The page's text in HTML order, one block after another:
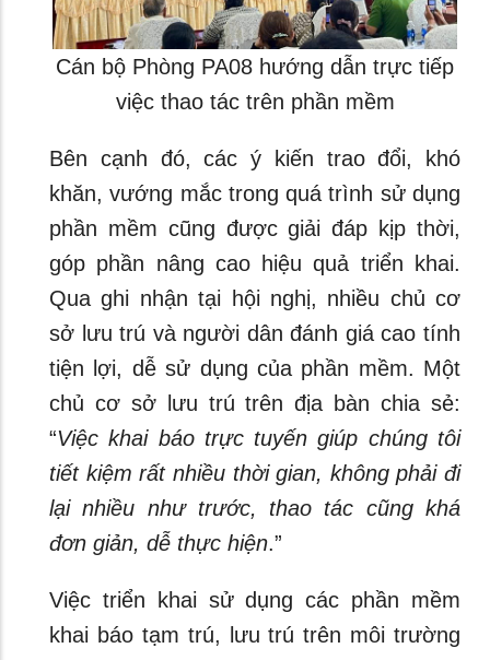
Cán bộ Phòng PA08 hướng dẫn trực tiếp
việc thao tác trên phần mềm
Bên cạnh đó, các ý kiến trao đổi, khó
khăn, vướng mắc trong quá trình sử dụng
phần mềm cũng được giải đáp kịp thời,
góp phần nâng cao hiệu quả triển khai.
Qua ghi nhận tại hội nghị, nhiều chủ cơ
sở lưu trú và người dân đánh giá cao tính
tiện lợi, dễ sử dụng của phần mềm. Một
chủ cơ sở lưu trú trên địa bàn chia sẻ:
“Việc khai báo trực tuyến giúp chúng tôi
tiết kiệm rất nhiều thời gian, không phải đi
lại nhiều như trước, thao tác cũng khá
đơn giản, dễ thực hiện.”
Việc triển khai sử dụng các phần mềm
khai báo tạm trú, lưu trú trên môi trường